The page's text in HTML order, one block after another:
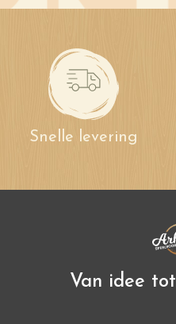
Snelle levering
Van idee